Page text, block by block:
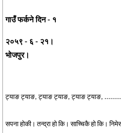
गाउँ फर्कने दिन - १
२०५९ - ६ - २१।
भोजपुर।
ट्याङ ट्याङ, ट्याङ ट्याङ, ट्याङ ट्याङ,
सपना होकी। तन्द्रा हो कि। साच्चिकै हो कि।